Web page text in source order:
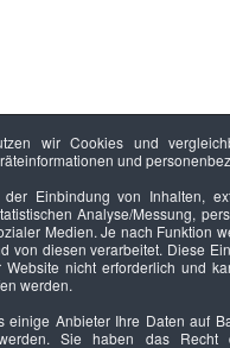
wir Cookies und
und
Einbindung von Inhalten,
Analyse/Messung,
Medien. Je nach Funktion
von diesen verarbeitet. Diese
nicht erforderlich und
werden.
einige Anbieter Ihre Daten auf
Sie haben das Recht